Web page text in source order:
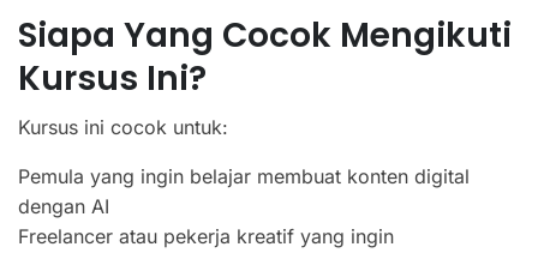
Siapa Yang Cocok Mengikuti
Kursus Ini?
Kursus ini cocok untuk:
Pemula yang ingin belajar membuat konten digital
dengan AI
Freelancer atau pekerja kreatif yang ingin